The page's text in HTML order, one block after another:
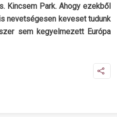
Kincsem Park. Ahogy ezekből
nevetségesen keveset tudunk
sem kegyelmezett Európa